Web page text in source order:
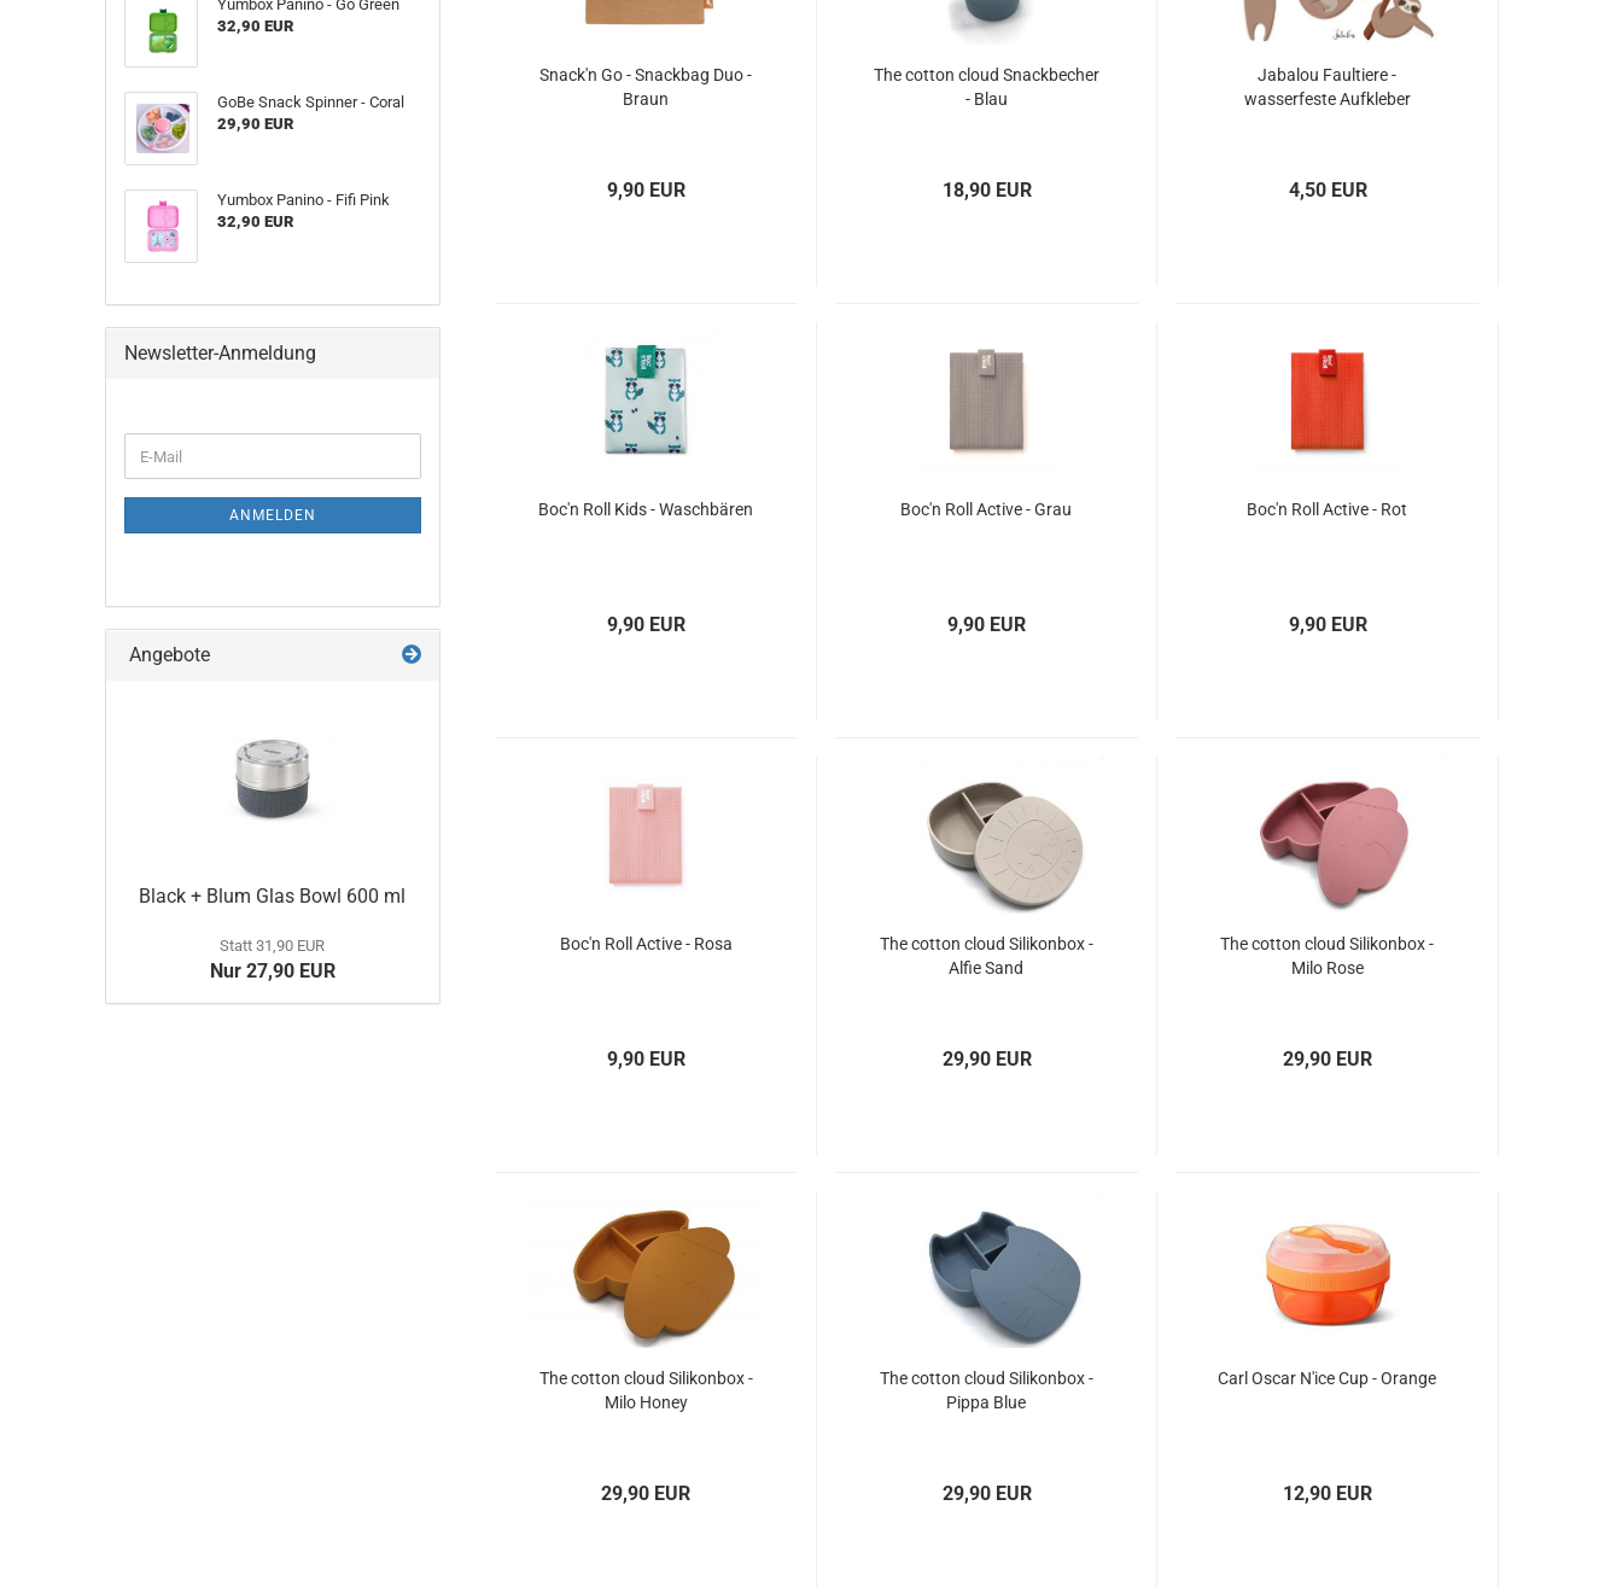
Snack'n Go - Snackbag Duo -
Braun
9,90 EUR
The cotton cloud Snackbecher
- Blau
18,90 EUR
Jabalou Faultiere -
wasserfeste Aufkleber
4,50 EUR
Boc'n Roll Kids - Waschbären
9,90 EUR
Boc'n Roll Active - Grau
9,90 EUR
Boc'n Roll Active - Rot
9,90 EUR
Boc'n Roll Active - Rosa
9,90 EUR
The cotton cloud Silikonbox -
Alfie Sand
29,90 EUR
The cotton cloud Silikonbox -
Milo Rose
29,90 EUR
The cotton cloud Silikonbox -
Milo Honey
29,90 EUR
The cotton cloud Silikonbox -
Pippa Blue
29,90 EUR
Carl Oscar N'ice Cup - Orange
12,90 EUR
Yumbox Panino - Go Green
32,90 EUR
GoBe Snack Spinner - Coral
29,90 EUR
Yumbox Panino - Fifi Pink
32,90 EUR
Newsletter-Anmeldung
ZUR
E-
Mail
ANMELDEN
Angebote
Black + Blum Glas Bowl 600 ml
Statt 31,90 EUR
Nur 27,90 EUR